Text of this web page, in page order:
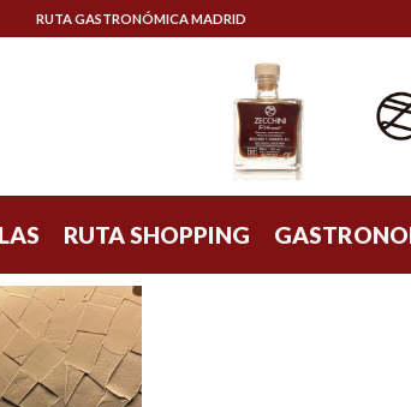
RUTA GASTRONÓMICA MADRID
RUTA SHOPPING